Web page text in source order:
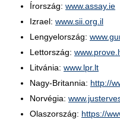
Írország: www.assay.ie
Izrael: www.sii.org.il
Lengyelország:
Lettország:
Litvánia: www.lpr.lt
Nagy-Britannia: http://
Norvégia:
Olaszország: https://